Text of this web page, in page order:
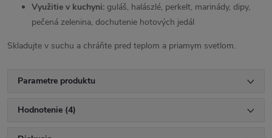
Využitie v kuchyni: guláš, halászlé, perkelt, marinády, dipy,
pečená zelenina, dochutenie hotových jedál
Skladujte v suchu a chráňte pred teplom a priamym svetlom.
Parametre produktu
Hodnotenie (4)